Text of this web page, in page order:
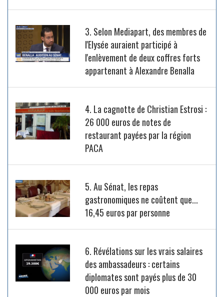
3. Selon Mediapart, des membres de
l'Elysée auraient participé à
l'enlèvement de deux coffres forts
appartenant à Alexandre Benalla
4. La cagnotte de Christian Estrosi :
26 000 euros de notes de
restaurant payées par la région
PACA
5. Au Sénat, les repas
gastronomiques ne coûtent que...
16,45 euros par personne
6. Révélations sur les vrais salaires
des ambassadeurs : certains
diplomates sont payés plus de 30
000 euros par mois